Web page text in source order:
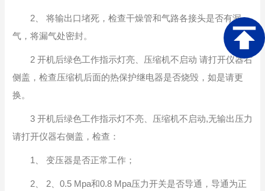
2、 将输出口堵死，检查干燥管和气路各接头是否有漏
气，将漏气处密封。
2 开机后绿色工作指示灯亮、压缩机不启动 请打开仪器右
侧盖，检查压缩机后面的热保护继电器是否烧毁，如是请更
换。
3 开机后绿色工作指示灯不亮、压缩机不启动,无输出压力
请打开仪器右侧盖，检查：
1、 变压器是否正常工作；
2、 2、0.5 Mpa和0.8 Mpa压力开关是否导通，导通为正